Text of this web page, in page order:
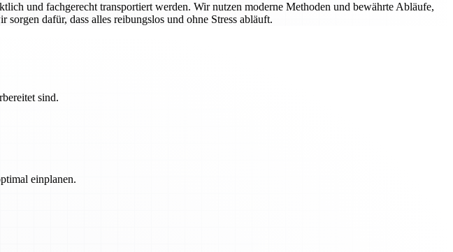
und fachgerecht transportiert werden. Wir nutzen moderne Methoden und bewährte Abläufe,
dafür, dass alles reibungslos und ohne Stress abläuft.
sind.
einplanen.